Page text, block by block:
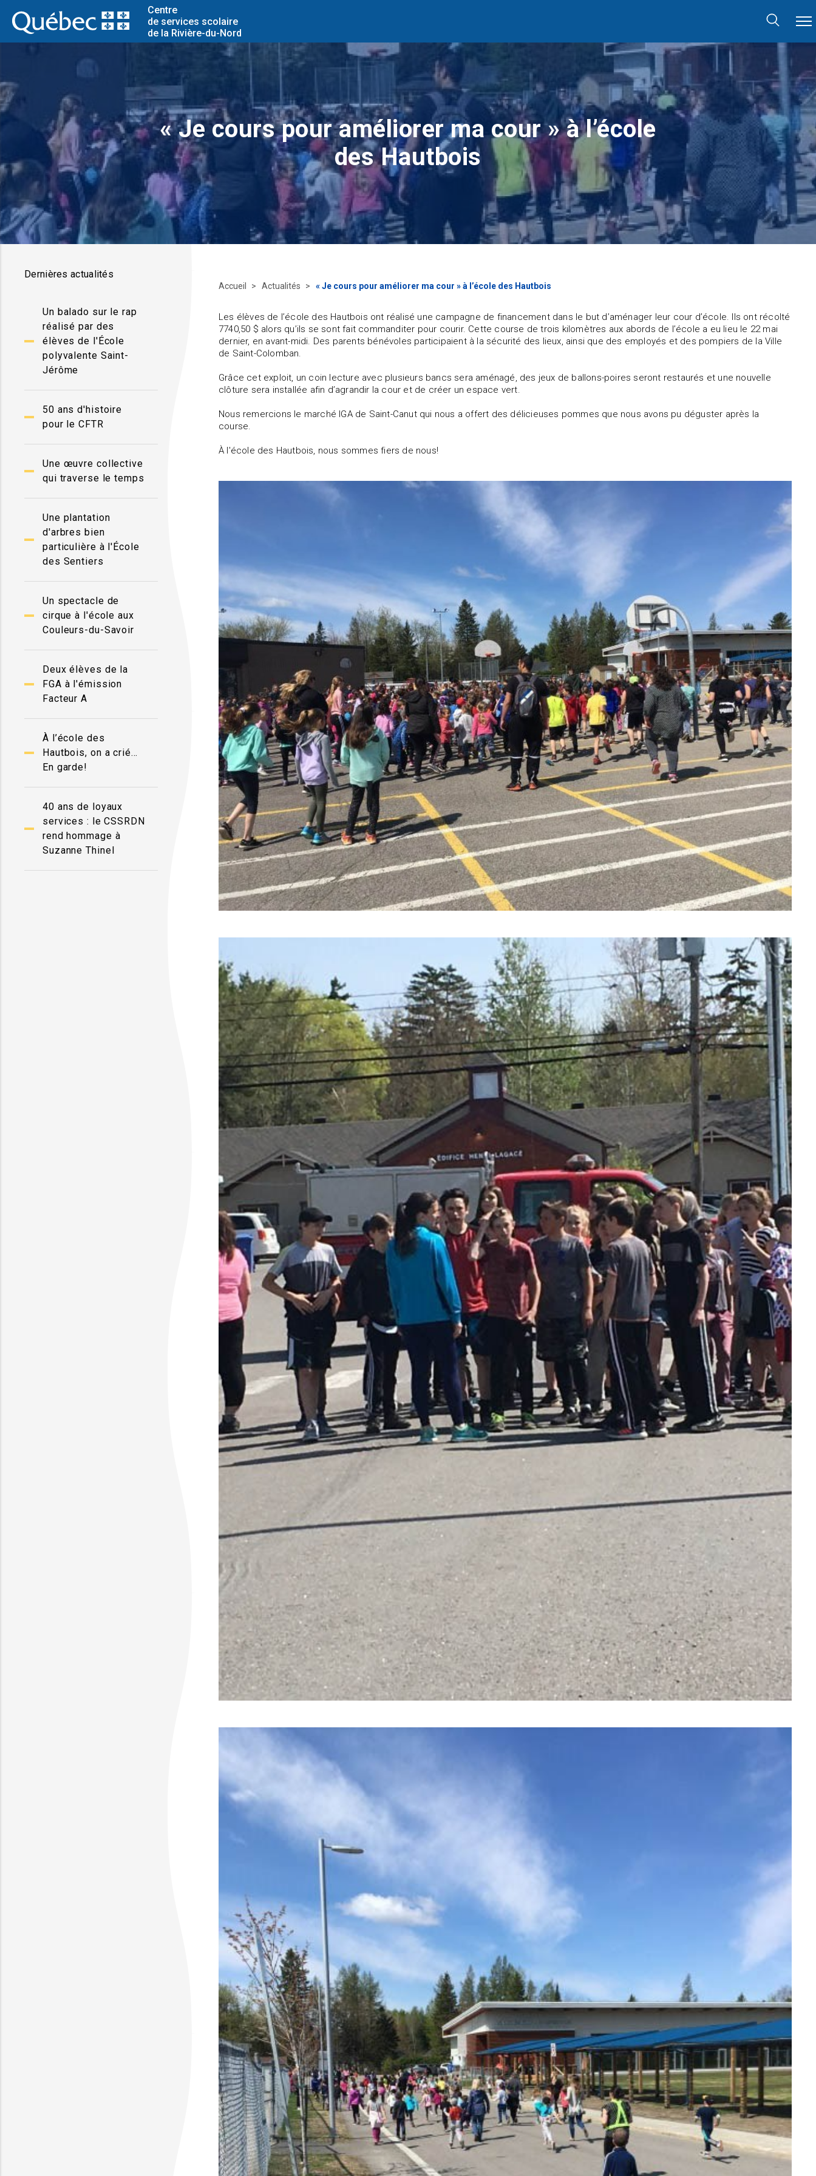
Centre
de services scolaire
de la Rivière-du-Nord
« Je cours pour améliorer ma cour » à l’école
des Hautbois
Dernières actualités
Un balado sur le rap
réalisé par des
élèves de l'École
polyvalente Saint-
Jérôme
50 ans d'histoire
pour le CFTR
Une œuvre collective
qui traverse le temps
Une plantation
d'arbres bien
particulière à l'École
des Sentiers
Un spectacle de
cirque à l'école aux
Couleurs-du-Savoir
Deux élèves de la
FGA à l'émission
Facteur A
À l’école des
Hautbois, on a crié…
En garde!
40 ans de loyaux
services : le CSSRDN
rend hommage à
Suzanne Thinel
Accueil Actualités « Je cours pour améliorer ma cour » à l’école des Hautbois
Les élèves de l’école des Hautbois ont réalisé une campagne de financement dans le but d’aménager leur cour d’école. Ils ont récolté
7740,50 $ alors qu’ils se sont fait commanditer pour courir. Cette course de trois kilomètres aux abords de l’école a eu lieu le 22 mai
dernier, en avant-midi. Des parents bénévoles participaient à la sécurité des lieux, ainsi que des employés et des pompiers de la Ville
de Saint-Colomban.
Grâce cet exploit, un coin lecture avec plusieurs bancs sera aménagé, des jeux de ballons-poires seront restaurés et une nouvelle
clôture sera installée afin d’agrandir la cour et de créer un espace vert.
Nous remercions le marché IGA de Saint-Canut qui nous a offert des délicieuses pommes que nous avons pu déguster après la
course.
À l'école des Hautbois, nous sommes fiers de nous!